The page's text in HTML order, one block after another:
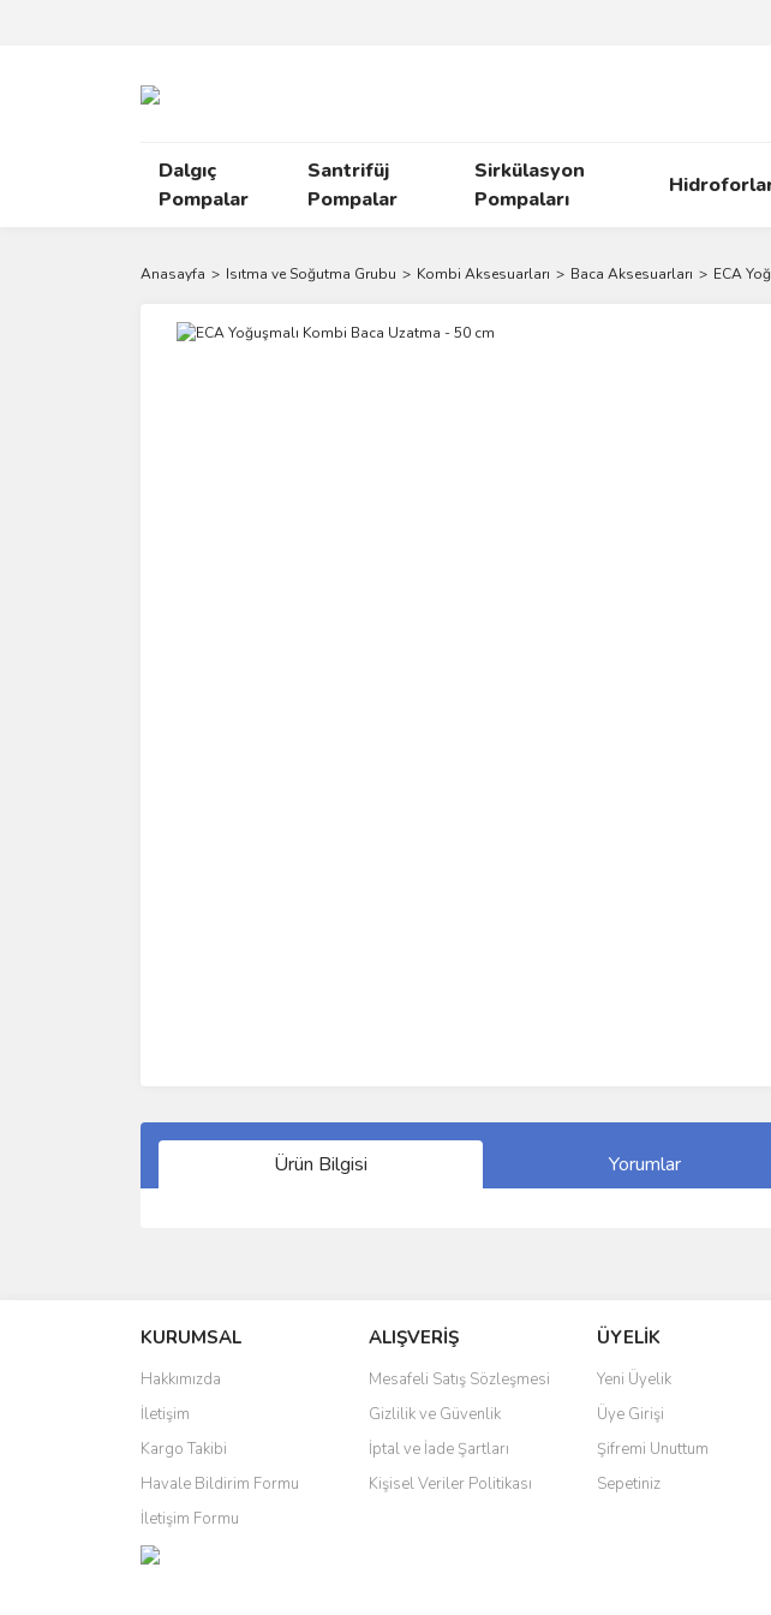
Dalgıç
Pompalar
Santrifüj
Pompalar
Sirkülasyon
Pompaları
Anasayfa Isıtma ve Soğutma Grubu Kombi Aksesuarları Baca Aksesuarları ECA
Ürün Bilgisi Yorumlar
Ürün resmi kalitesiz, bozuk veya görüntülenemiyor.
Ürün açıklamasında eksik bilgiler bulunuyor.
Ürün bilgilerinde hatalar bulunuyor.
Ürün fiyatı diğer sitelerden daha pahalı.
Bu ürüne benzer farklı alternatifler olmalı.
KURUMSAL
Hakkımızda
İletişim
Kargo Takibi
Havale Bildirim Formu
İletişim Formu
ALIŞVERİŞ
Mesafeli Satış Sözleşmesi
Gizlilik ve Güvenlik
İptal ve İade Şartları
Kişisel Veriler Politikası
ÜYELİK
Yeni Üyelik
Üye Girişi
Şifremi Unuttum
Sepetiniz